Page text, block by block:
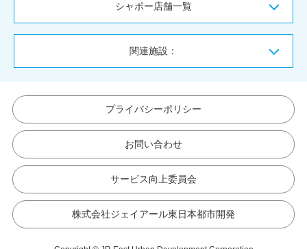
シャポー店舗一覧
関連施設：
プライバシーポリシー
お問い合わせ
サービス向上委員会
株式会社ジェイアール東日本都市開発